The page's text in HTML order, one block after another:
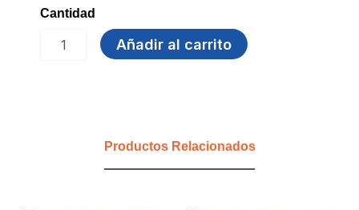
Cantidad
PERFORADORAAñadir al carrito
Productos Relacionados